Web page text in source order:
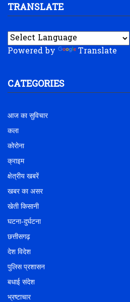
TRANSLATE
Powered by Translate
CATEGORIES
आज का सुविचार
कला
कोरोना
क्राइम
क्षेत्रीय खबरें
खबर का असर
खेती किसानी
घटना-दुर्घटना
छत्तीसगढ़
देश विदेश
पुलिस प्रशासन
बधाई संदेश
भ्रष्टाचार